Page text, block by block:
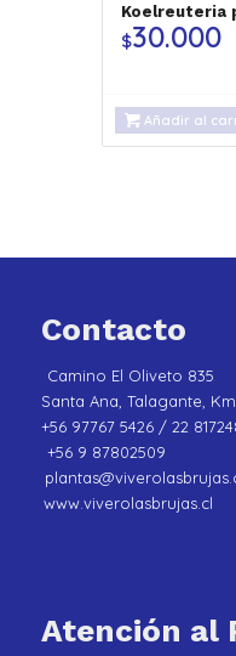
Koelreuteria
$30.000
Añadir al
Contacto
Camino El Oliveto 835
Santa Ana, Talagante,
+56 97767 5426 / 22
+56 9 87802509
www.viverolasbrujas.cl
Atención al